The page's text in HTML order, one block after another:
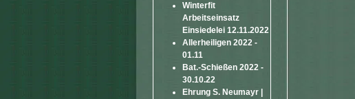
Winterfit
Arbeitseinsatz
Einsiedelei 12.11.2022
Allerheiligen 2022 -
01.11
Bat.-Schießen 2022 -
30.10.22
Ehrung S. Neumayr |